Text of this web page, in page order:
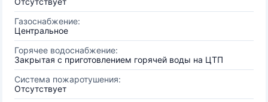
Газоснабжение:
Центральное
Горячее водоснабжение:
Закрытая с приготовлением горячей воды на ЦТП
Система пожаротушения:
Отсутствует